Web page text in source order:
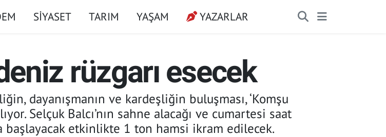
SİYASET TARIM YAŞAM YAZARLAR
rüzgarı esecek
dayanışmanın ve kardeşliğin buluşması, ‘Komşu
Selçuk Balcı’nın sahne alacağı ve cumartesi saat
başlayacak etkinlikte 1 ton hamsi ikram edilecek.